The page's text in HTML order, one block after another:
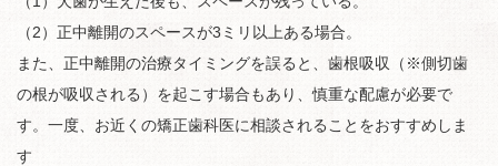
（2）正中離開のスペースが3ミリ以上ある場合。
また、正中離開の治療タイミングを誤ると、歯根吸収（※側切歯
の根が吸収される）を起こす場合もあり、慎重な配慮が必要で
す。一度、お近くの矯正歯科医に相談されることをおすすめしま
す